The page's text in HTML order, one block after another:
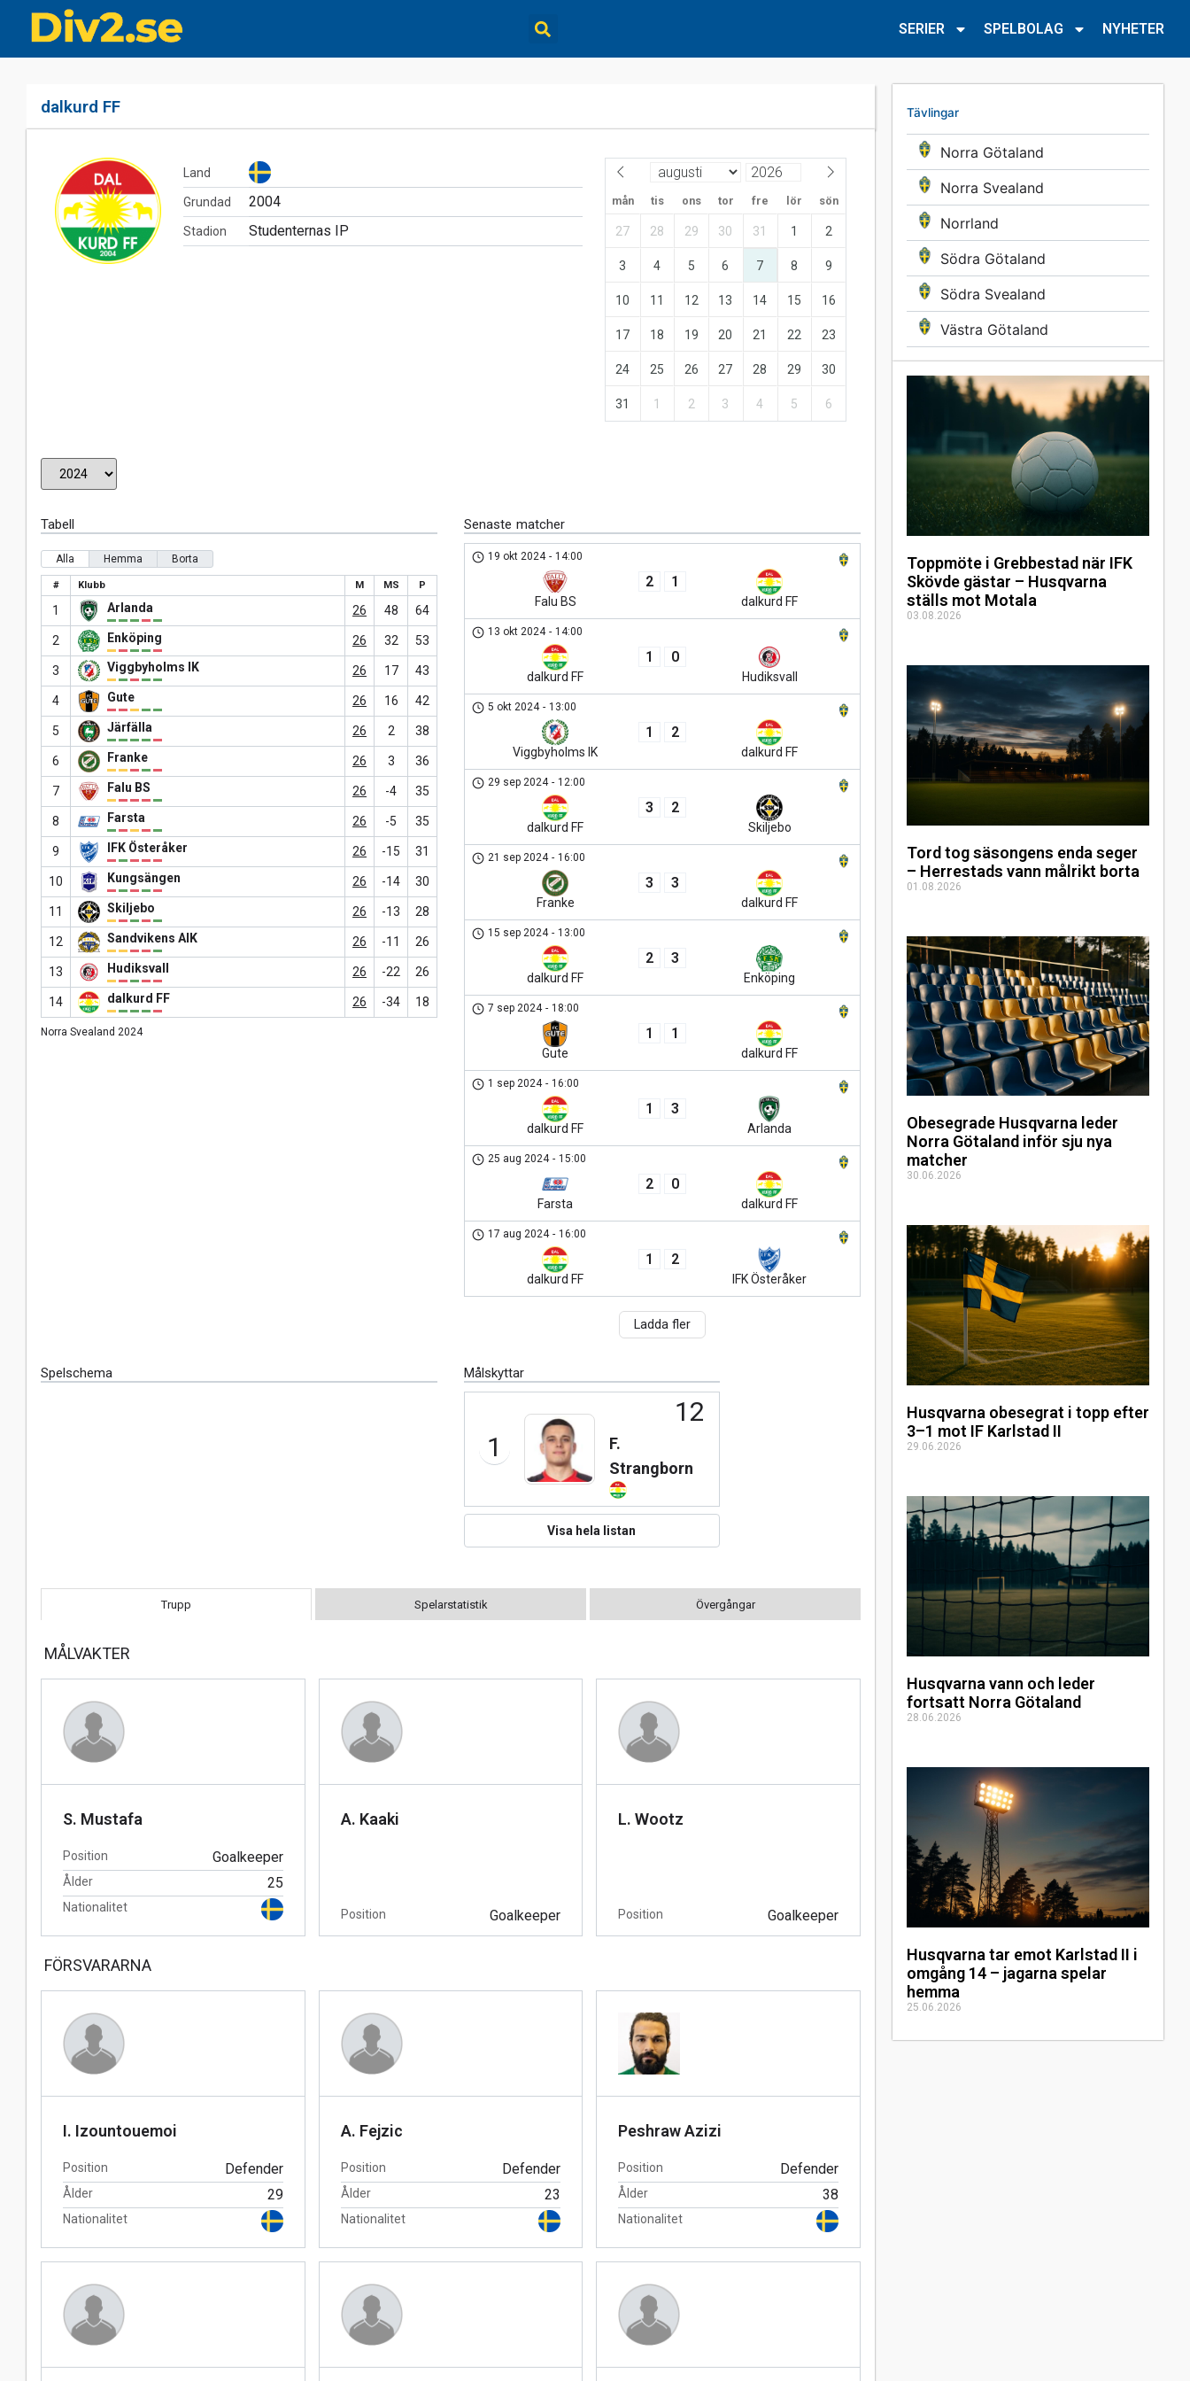
SERIER SPELBOLAG NYHETER
Tävlingar
Norra Götaland
Norra Svealand
Norrland
Södra Götaland
Södra Svealand
Västra Götaland
Toppmöte i Grebbestad när IFK
Skövde gästar – Husqvarna
ställs mot Motala
03.08.2026
Tord tog säsongens enda seger
– Herrestads vann målrikt borta
01.08.2026
Obesegrade Husqvarna leder
Norra Götaland inför sju nya
matcher
30.06.2026
Husqvarna obesegrat i topp efter
3–1 mot IF Karlstad II
29.06.2026
Husqvarna vann och leder
fortsatt Norra Götaland
28.06.2026
Husqvarna tar emot Karlstad II i
omgång 14 – jagarna spelar
hemma
25.06.2026
dalkurd FF
Land
Grundad 2004
Stadion Studenternas IP
mån tis ons tor fre lör sön
27 28 29 30 31 1 2
3 4 5 6 7 8 9
10 11 12 13 14 15 16
17 18 19 20 21 22 23
24 25 26 27 28 29 30
31 1 2 3 4 5 6
Tabell
Alla Hemma Borta
# Klubb M MS P
1 Arlanda 26 48 64
2 Enköping 26 32 53
3 Viggbyholms IK 26 17 43
4 Gute 26 16 42
5 Järfälla 26 2 38
6 Franke 26 3 36
7 Falu BS 26 -4 35
8 Farsta 26 -5 35
9 IFK Österåker 26 -15 31
10 Kungsängen 26 -14 30
11 Skiljebo 26 -13 28
12 Sandvikens AIK 26 -11 26
13 Hudiksvall 26 -22 26
14 dalkurd FF 26 -34 18
Norra Svealand 2024
Senaste matcher
19 okt 2024 - 14:00
Falu BS
2 1
dalkurd FF
13 okt 2024 - 14:00
dalkurd FF
1 0
Hudiksvall
5 okt 2024 - 13:00
Viggbyholms IK
1 2
dalkurd FF
29 sep 2024 - 12:00
dalkurd FF
3 2
Skiljebo
21 sep 2024 - 16:00
Franke
3 3
dalkurd FF
15 sep 2024 - 13:00
dalkurd FF
2 3
Enköping
7 sep 2024 - 18:00
Gute
1 1
dalkurd FF
1 sep 2024 - 16:00
dalkurd FF
1 3
Arlanda
25 aug 2024 - 15:00
Farsta
2 0
dalkurd FF
17 aug 2024 - 16:00
dalkurd FF
1 2
IFK Österåker
Ladda fler
Spelschema Målskyttar
1
12
F.
Strangborn
Visa hela listan
Trupp Spelarstatistik Övergångar
MÅLVAKTER
S. Mustafa
Position Goalkeeper
Ålder 25
Nationalitet
A. Kaaki
Position Goalkeeper
L. Wootz
Position Goalkeeper
FÖRSVARARNA
I. Izountouemoi
Position Defender
Ålder 29
Nationalitet
A. Fejzic
Position Defender
Ålder 23
Nationalitet
Peshraw Azizi
Position Defender
Ålder 38
Nationalitet